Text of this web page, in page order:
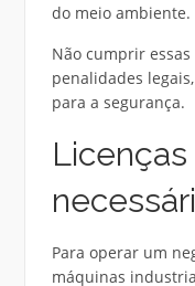
do meio ambiente.
Não cumprir
penalidades
para a segurança.
Para operar um
máquinas